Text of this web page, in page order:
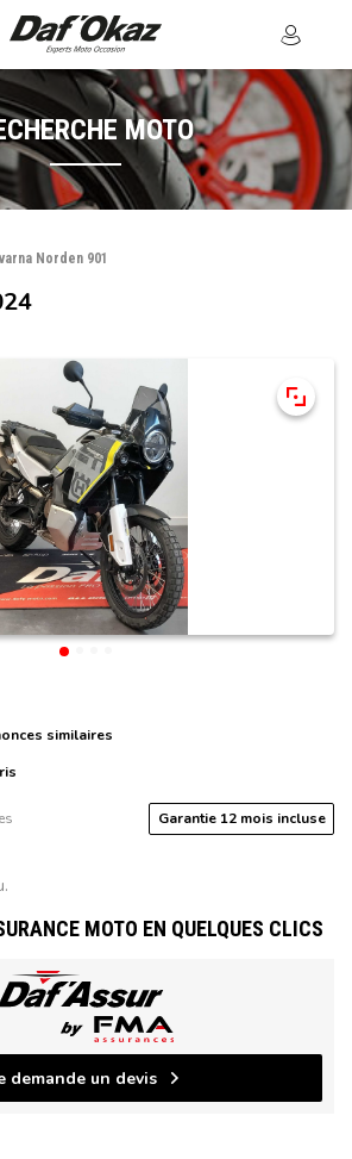
MOTO
Norden 901
similaires
Garantie 12 mois incluse
MOTO EN QUELQUES CLICS
demande un devis